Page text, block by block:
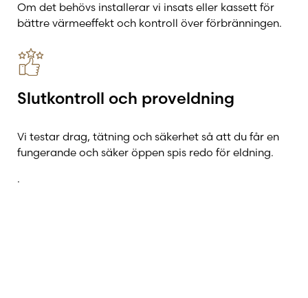
Om det behövs installerar vi insats eller kassett för
bättre värmeeffekt och kontroll över förbränningen.
Slutkontroll och proveldning
Vi testar drag, tätning och säkerhet så att du får en
fungerande och säker öppen spis redo för eldning.
.